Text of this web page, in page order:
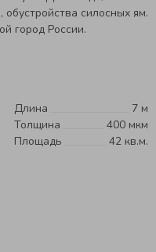
силосных ям.
город России.
Длина
7 м
Толщина
400 мкм
Площадь 42 кв.м.